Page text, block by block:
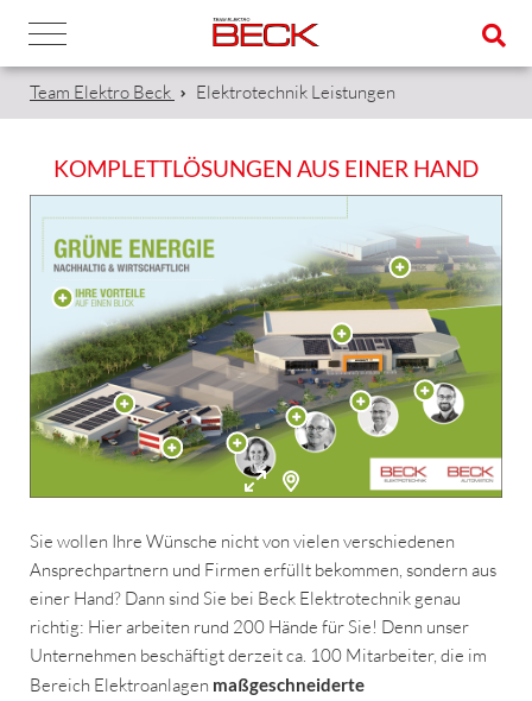
Team Elektro Beck Elektrotechnik Leistungen
KOMPLETTLÖSUNGEN AUS EINER HAND
Sie wollen Ihre Wünsche nicht von vielen verschiedenen
Ansprechpartnern und Firmen erfüllt bekommen, sondern aus
einer Hand? Dann sind Sie bei Beck Elektrotechnik genau
richtig: Hier arbeiten rund 200 Hände für Sie! Denn unser
Unternehmen beschäftigt derzeit ca. 100 Mitarbeiter, die im
Bereich Elektroanlagen maßgeschneiderte